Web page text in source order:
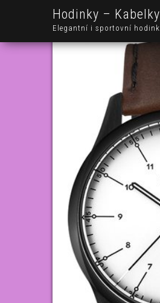
Hodinky – Kabelky
Elegantní i sportovní